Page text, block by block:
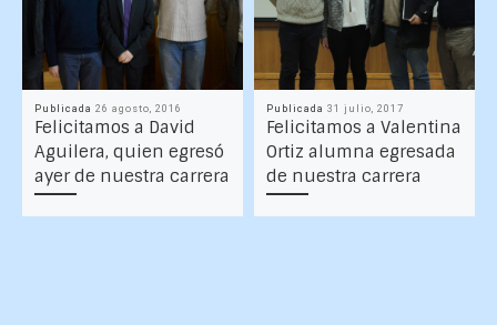
Publicada 26 agosto, 2016
Felicitamos a David
Aguilera, quien egresó
ayer de nuestra carrera
Publicada 31 julio, 2017
Felicitamos a Valentina
Ortiz alumna egresada
de nuestra carrera